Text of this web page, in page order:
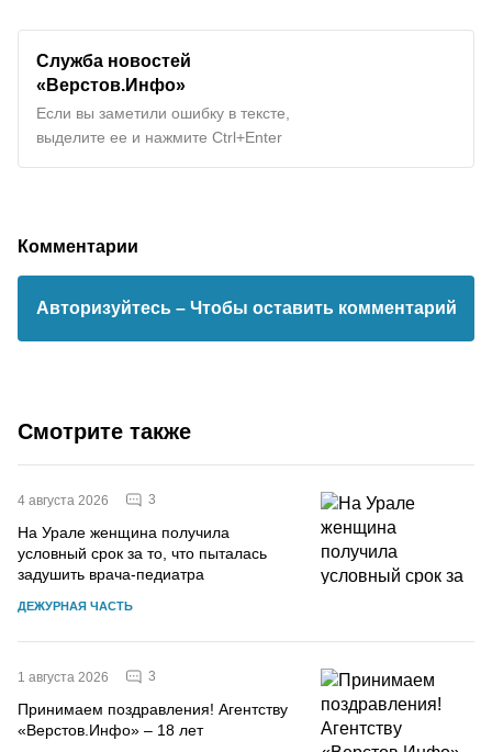
Служба новостей
«Верстов.Инфо»
Если вы заметили ошибку в тексте,
выделите ее и нажмите Ctrl+Enter
Комментарии
Авторизуйтесь – Чтобы оставить комментарий
Смотрите также
4 августа 2026 3
На Урале женщина получила
условный срок за то, что пыталась
задушить врача-педиатра
ДЕЖУРНАЯ ЧАСТЬ
1 августа 2026 3
Принимаем поздравления! Агентству
«Верстов.Инфо» – 18 лет